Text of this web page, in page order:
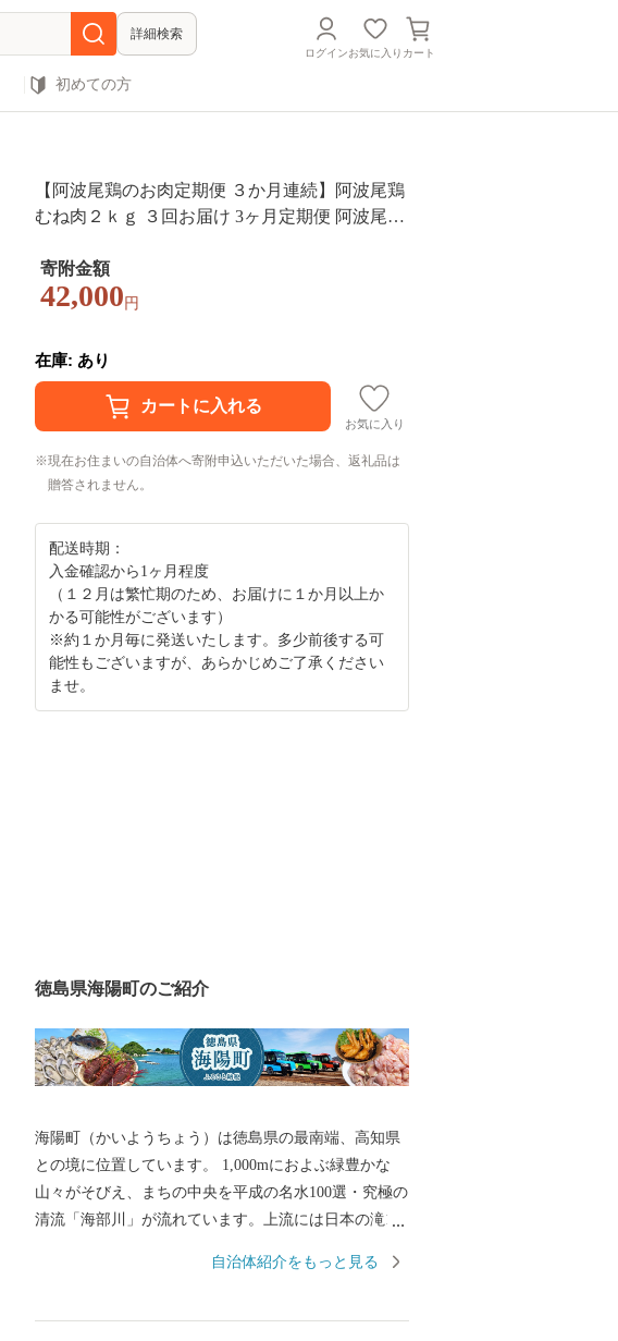
詳細検索
ログインお気に入り カート
初めての方
【阿波尾鶏のお肉定期便 ３か月連続】阿波尾鶏
むね肉２ｋｇ ３回お届け 3ヶ月定期便 阿波尾鶏
ト 徳島 地鶏 あわおどり
寄附金額
42,000 円
在庫: あり
お気に入り
現在お住まいの自治体へ寄附申込いただいた場合、返礼品は
贈答されません。
配送時期：
入金確認から1ヶ月程度
（１２月は繁忙期のため、お届けに１か月以上か
かる可能性がございます）
※約１か月毎に発送いたします。多少前後する可
能性もございますが、あらかじめご了承ください
ませ。
徳島県海陽町のご紹介
海陽町（かいようちょう）は徳島県の最南端、高知県
との境に位置しています。 1,000mにおよぶ緑豊かな
山々がそびえ、まちの中央を平成の名水100選・究極の
清流「海部川」が流れています。上流には日本の滝100
ポイントとして有名です。 青く美しい海岸は室戸阿南
自治体紹介をもっと見る